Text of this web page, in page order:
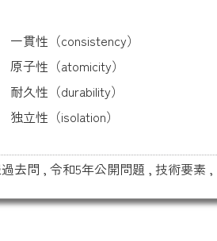
貫性（consistency）
子性（atomicity）
久性（durability）
立性（isolation）
去問 , 令和5年公開問題 , 技術要素 ,